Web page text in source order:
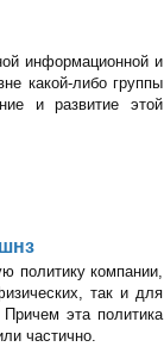
информационной и
какой-либо группы
и развитие этой
политику компании,
так и для
эта политика
частично.